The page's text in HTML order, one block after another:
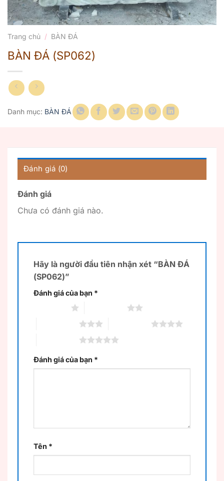
Trang chủ / BÀN ĐÁ
BÀN ĐÁ (SP062)
Danh mục: BÀN ĐÁ
Đánh giá (0)
Đánh giá
Chưa có đánh giá nào.
Hãy là người đầu tiên nhận xét “BÀN ĐÁ
(SP062)”
Đánh giá của bạn *
Đánh giá của bạn *
Tên *